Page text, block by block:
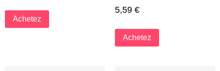
Achetez
5,59 €
Achetez